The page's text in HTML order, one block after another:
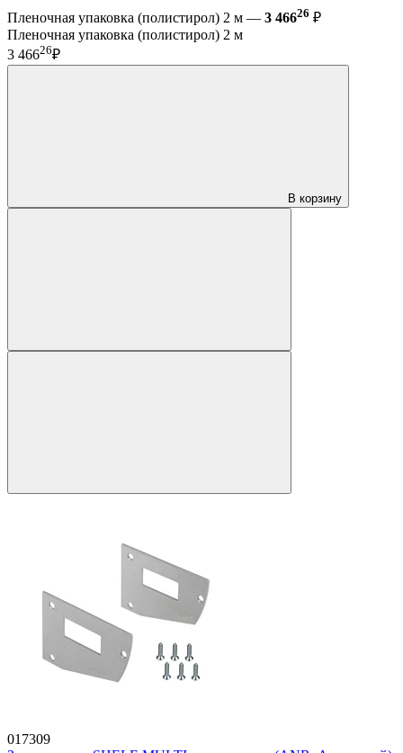
Пленочная упаковка (полистирол) 2 м — 3 46626 ₽
Пленочная упаковка (полистирол) 2 м
3 46626₽
В корзину
017309